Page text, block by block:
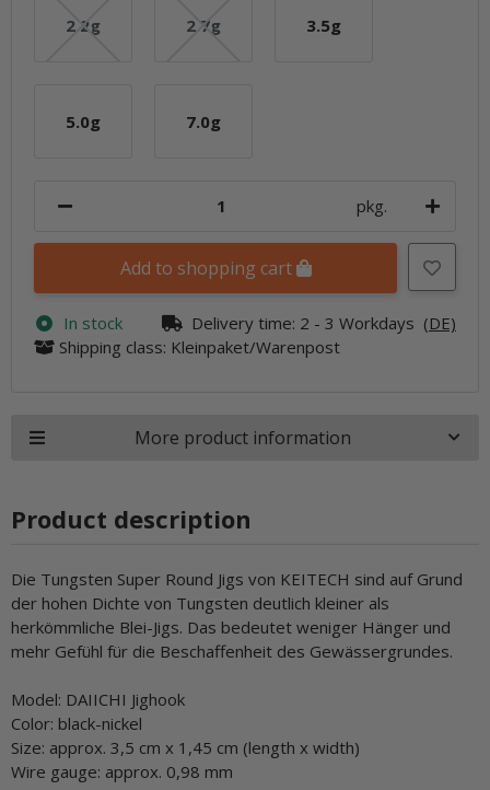
2.2g
2.2g 2.7g
2.7g 3.5g
3.5g
5.0g
5.0g 7.0g
7.0g
pkg.
Add to shopping cart
In stock Delivery time: 2 - 3 Workdays (DE)
Shipping class: Kleinpaket/Warenpost
More product information
Product description
Die Tungsten Super Round Jigs von KEITECH sind auf Grund
der hohen Dichte von Tungsten deutlich kleiner als
herkömmliche Blei-Jigs. Das bedeutet weniger Hänger und
mehr Gefühl für die Beschaffenheit des Gewässergrundes.
Model: DAIICHI Jighook
Color: black-nickel
Size: approx. 3,5 cm x 1,45 cm (length x width)
Wire gauge: approx. 0,98 mm